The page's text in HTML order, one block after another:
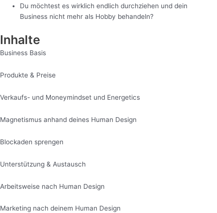
Du möchtest es wirklich endlich durchziehen und dein
Business nicht mehr als Hobby behandeln?
Inhalte
Business Basis
Produkte & Preise
Verkaufs- und Moneymindset und Energetics
Magnetismus anhand deines Human Design
Blockaden sprengen
Unterstützung & Austausch
Arbeitsweise nach Human Design
Marketing nach deinem Human Design